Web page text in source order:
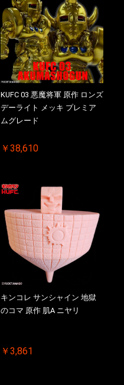
KUFC 03 悪魔将軍 原作 ロンズ
デーライト メッキ プレミア
ムグレード
￥38,610
キンコレ サンシャイン 地獄
のコマ 原作 肌A ニヤリ
￥3,861